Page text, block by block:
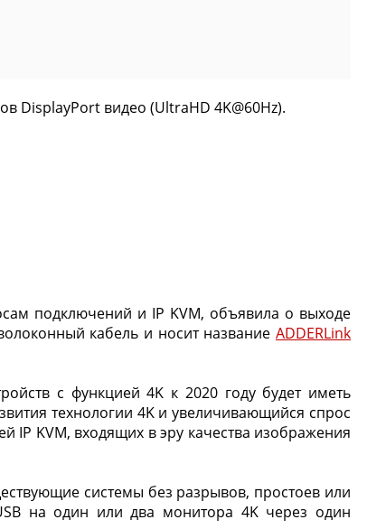
DisplayPort видео (UltraHD 4K@60Hz).
подключений и IP KVM, объявила о выходе
кабель и носит название ADDERLink
с функцией 4K к 2020 году будет иметь
технологии 4K и увеличивающийся спрос
IP KVM, входящих в эру качества изображения
системы без разрывов, простоев или
на один или два монитора 4K через один